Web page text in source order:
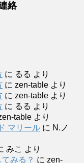
絡
に るる より
に zen-table より
に zen-table より
に るる より
table より
マリール に N.ノ
みこ より
みる？ に zen-